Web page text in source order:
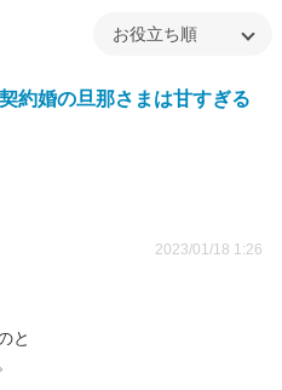
約婚の旦那さまは甘すぎる
2023/01/18 1:26
と